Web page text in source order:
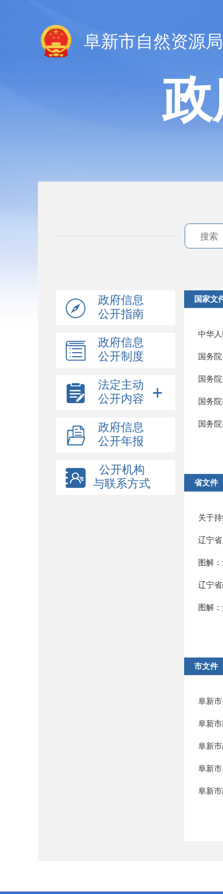
阜新市自然资源局
政府信息
公开指南
政府信息
公开制度
法定主动
公开内容
政府信息
公开年报
公开机构
与联系方式
国家文
中华
国务
国务
国务
省文件
关于
辽宁
图解
辽宁
图解
市文件
阜新
阜新
阜新
阜新